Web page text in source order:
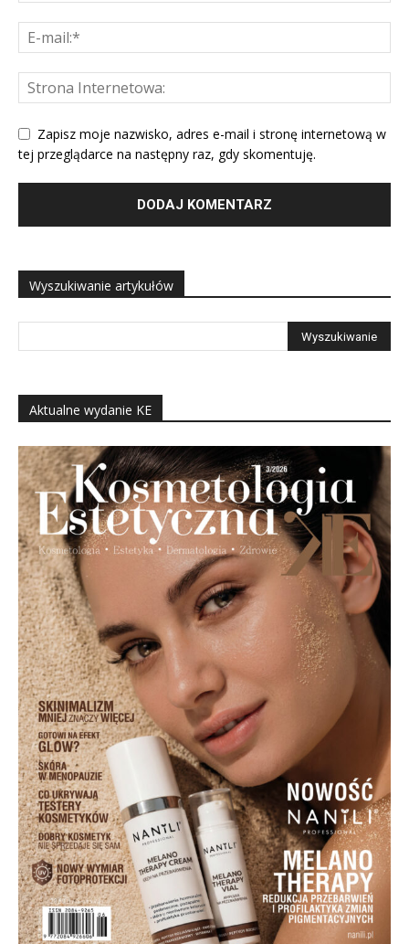
Zapisz moje nazwisko, adres e-mail i stronę internetową w
tej przeglądarce na następny raz, gdy skomentuję.
Wyszukiwanie artykułów
Aktualne wydanie KE